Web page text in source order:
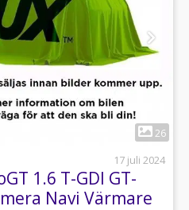
26
17 juli 2024
1.6 T-GDI GT-
Navi Värmare